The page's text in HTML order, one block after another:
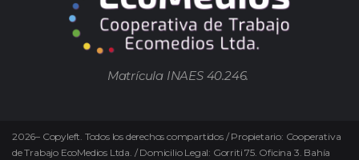
Matrícula INAES 40.246.
2026– Copyleft. Todos los derechos compartidos / Propietario: Cooperativa
de Trabajo EcoMedios Ltda. / Domicilio Legal: Gorriti 75. Oficina 3. Bahía